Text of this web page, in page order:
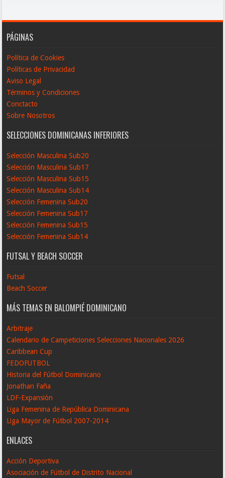
PÁGINAS
Política de Cookies
Políticas de Privacidad
Aviso Legal
Términos y Condiciones
Conctacto
Sobre Nosotros
SELECCIONES DOMINICANAS INFERIORES
Selección Masculina Sub20
Selección Masculina Sub17
Selección Masculina Sub15
Selección Masculina Sub14
Selección Femenina Sub20
Selección Femenina Sub17
Selección Femenina Sub15
Selección Femenina Sub14
FUTSAL Y BEACH SOCCER
Futsal
Beach Soccer
MÁS TEMAS EN BALOMPIÉ DOMINICANO
Arbitraje
Calendario de Campeticiones Selecciones Nacionales 2026
Caribbean Cup
FEDOFUTBOL
Historia del Fútbol Dominicano
Jonathan Faña
LDF-Expansión
Liga Femenina de República Dominicana
Liga Mayor de Fútbol 2007-2014
ENLACES
Acción Deportiva
Asociación de Fútbol de Distrito Nacional